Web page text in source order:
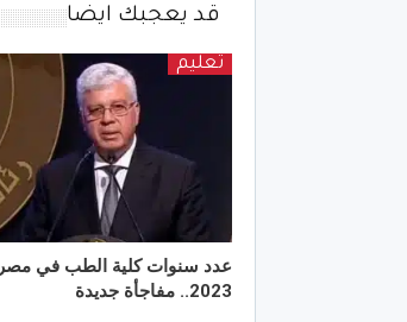
قد يعجبك ايضا
تعليم
عدد سنوات كلية الطب في مصر
2023.. مفاجأة جديدة